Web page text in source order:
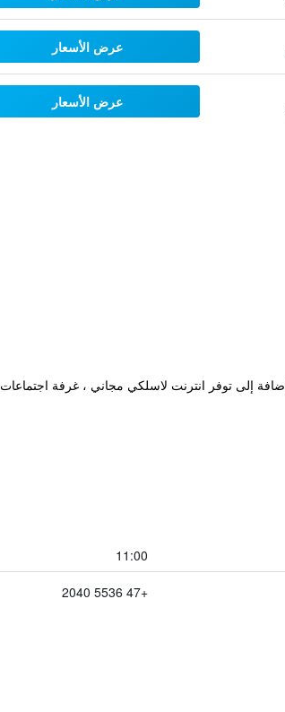
عرض الأسعار
عرض الأسعار
إلى توفر انترنت لاسلكي مجاني ، غرفة اجتماعات
11:00
+47 5536 2040